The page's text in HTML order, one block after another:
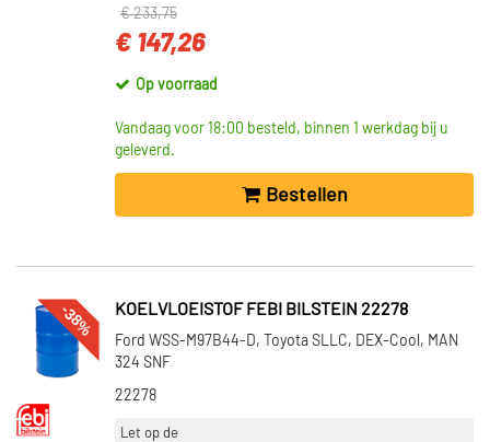
Op voorraad (36)
Niet op voorraad (19)
€ 233,75
€ 147,26
Op voorraad
Vandaag voor 18:00 besteld, binnen 1 werkdag bij u
geleverd.
Bestellen
-38% KOELVLOEISTOF FEBI BILSTEIN 22278
Ford WSS-M97B44-D, Toyota SLLC, DEX-Cool, MAN
324 SNF
22278
Let op de